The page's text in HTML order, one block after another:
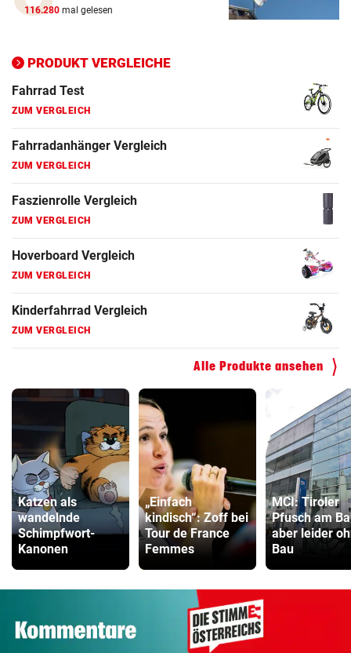
116.280 mal gelesen
PRODUKT VERGLEICHE
ZUM VERGLEICH
Fahrrad Test
ZUM VERGLEICH
Fahrradanhänger Vergleich
ZUM VERGLEICH
Faszienrolle Vergleich
ZUM VERGLEICH
Hoverboard Vergleich
ZUM VERGLEICH
Kinderfahrrad Vergleich
ZUM VERGLEICH
Alle Produkte ansehen
Katzen als
wandelnde
Schimpfwort-
Kanonen
„Einfach
kindisch“: Zoff bei
Tour de France
Femmes
MCI: Tiroler
Pfusch am
aber leider
Bau